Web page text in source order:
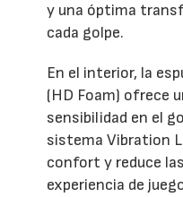
y una óptima
cada golpe.
En el interior, la
(HD Foam) ofrece
sensibilidad en el
sistema Vibration
confort y reduce
experiencia de